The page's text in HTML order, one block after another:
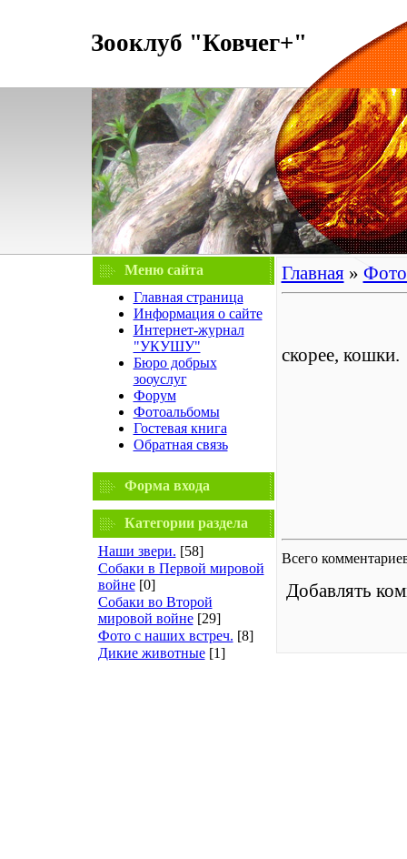
Зооклуб "Ковчег+"
Меню сайта
Главная страница
Информация о сайте
Интернет-журнал
"УКУШУ"
Бюро добрых
зооуслуг
Форум
Фотоальбомы
Гостевая книга
Обратная связь
Форма входа
Категории раздела
Наши звери. [58]
Собаки в Первой мировой
войне [0]
Собаки во Второй
мировой войне [29]
Фото с наших встреч. [8]
Дикие животные [1]
Главная»
скорее, кошки.
Всего
Добавлять